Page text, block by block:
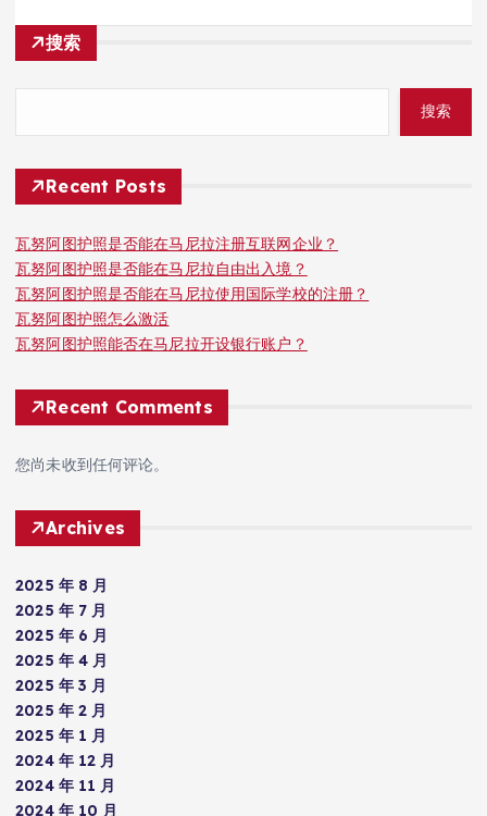
搜索
搜索
Recent Posts
瓦努阿图护照是否能在马尼拉注册互联网企业？
瓦努阿图护照是否能在马尼拉自由出入境？
瓦努阿图护照是否能在马尼拉使用国际学校的注册？
瓦努阿图护照怎么激活
瓦努阿图护照能否在马尼拉开设银行账户？
Recent Comments
您尚未收到任何评论。
Archives
2025 年 8 月
2025 年 7 月
2025 年 6 月
2025 年 4 月
2025 年 3 月
2025 年 2 月
2025 年 1 月
2024 年 12 月
2024 年 11 月
2024 年 10 月